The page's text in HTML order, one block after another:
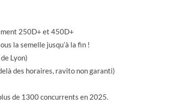
250D+ et 450D+
la semelle jusqu’à la fin !
Lyon)
des horaires, ravito non garanti)
de 1300 concurrents en 2025.